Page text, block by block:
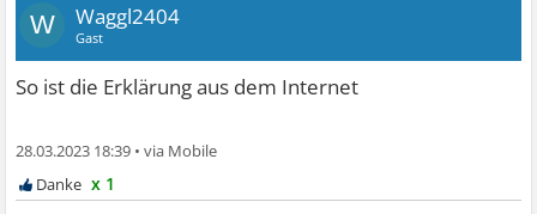
W Waggl2404
Gast
So ist die Erklärung aus dem Internet
28.03.2023 18:39 •
x 1